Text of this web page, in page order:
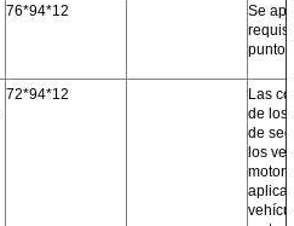
76*94*12
Se
punto
72*94*12
Las
de los
de
los
motor